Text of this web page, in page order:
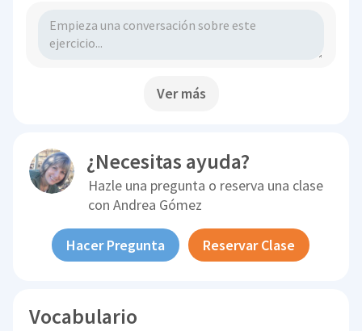
Ver más
¿Necesitas ayuda?
Hazle una pregunta o reserva una clase
conAndrea Gómez
Hacer Pregunta Reservar Clase
Vocabulario